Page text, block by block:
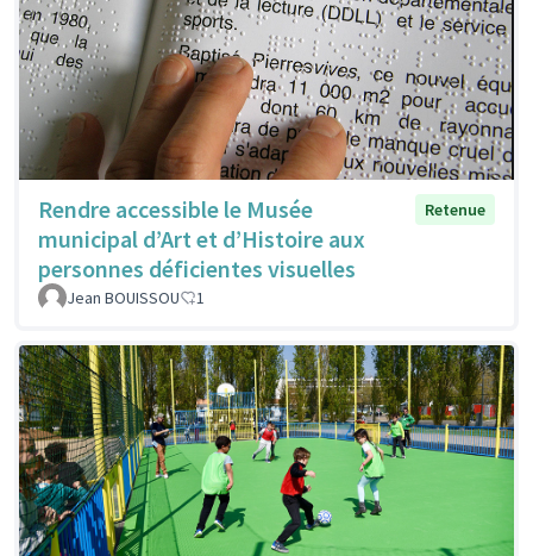
Rendre accessible le Musée
municipal d’Art et d’Histoire aux
personnes déficientes visuelles
Retenue
Jean BOUISSOU 1